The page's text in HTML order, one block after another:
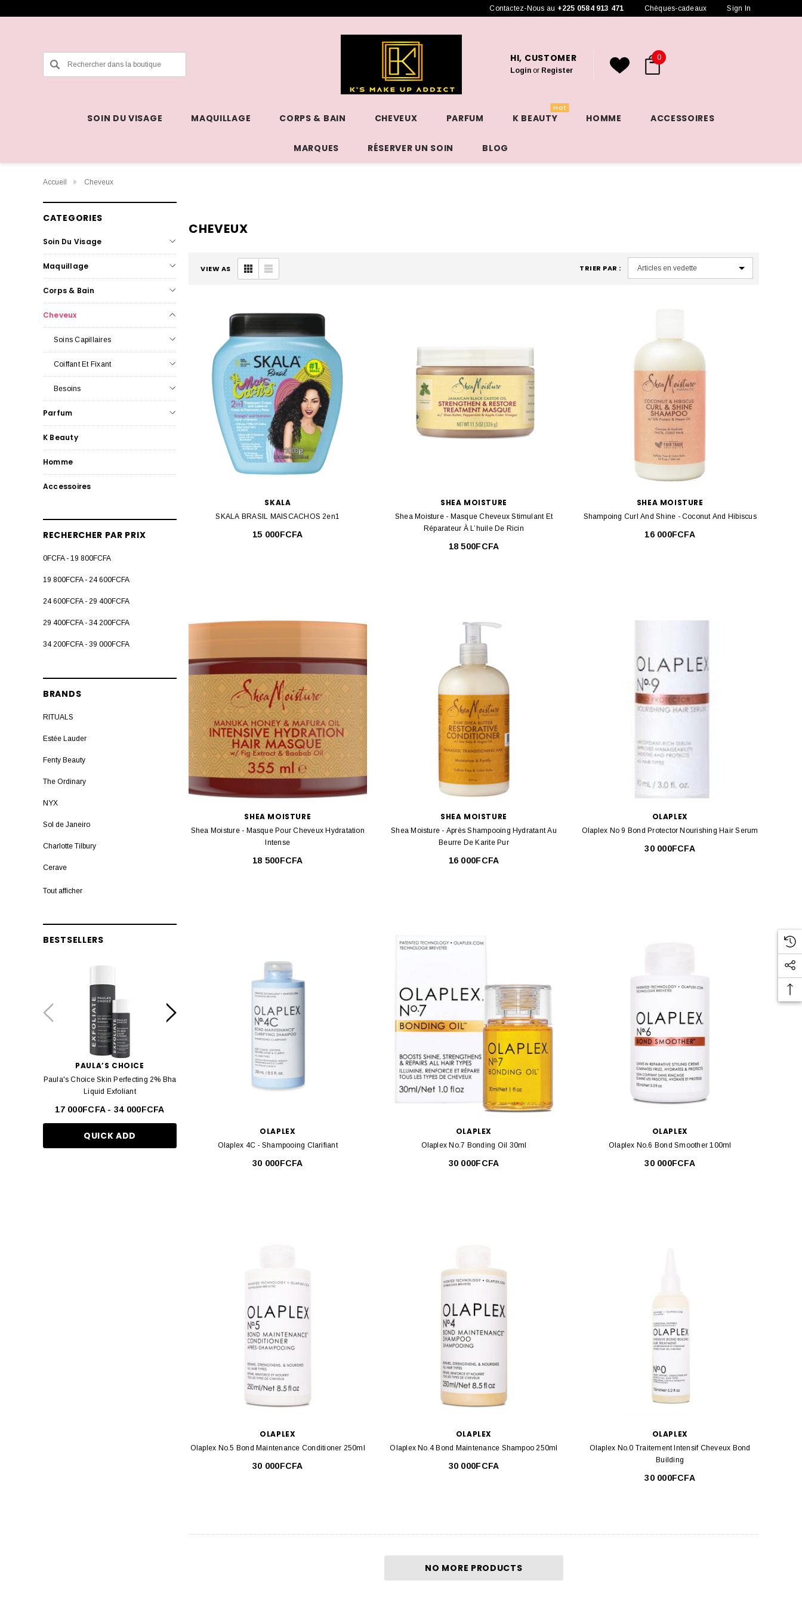
Contactez-Nous au +225 0584 913 471 Chèques-cadeaux Sign In
Rechercher HI, CUSTOMER
Login or Register
0
SOIN DU VISAGE MAQUILLAGE CORPS & BAIN CHEVEUX PARFUM K BEAUTY
Hot
HOMME ACCESSOIRES
MARQUES RÉSERVER UN SOIN BLOG
Accueil Cheveux
CATEGORIES
Soin Du Visage
Maquillage
Corps & Bain
Cheveux
Soins Capillaires
Coiffant Et Fixant
Besoins
Parfum
K Beauty
Homme
Accessoires
RECHERCHER PAR PRIX
0FCFA - 19 800FCFA
19 800FCFA - 24 600FCFA
24 600FCFA - 29 400FCFA
29 400FCFA - 34 200FCFA
34 200FCFA - 39 000FCFA
BRANDS
RITUALS
Estée Lauder
Fenty Beauty
The Ordinary
NYX
Sol de Janeiro
Charlotte Tilbury
Cerave
L'Oreal Paris
Dove
Paula's Choice
The Inkey List
KAYALI
Byoma
Tout afficher
BESTSELLERS
PAULA’S CHOICE
Paula's Choice Skin Perfecting 2% Bha
Liquid Exfoliant
17 000FCFA - 34 000FCFA
QUICK ADD
ESTÉE LAUDER
Estée Lauder Double Wear Fond De
Teint Longue Tenue - Ancien
QUICK ADD
SKIN DOCTORS
Skin Doctors Ingrow Go Ingrown Hair
Treatment 120ml
CHEVEUX
VIEW AS TRIER PAR :
SKALA
SKALA BRASIL MAISCACHOS 2en1
15 000FCFA
SHEA MOISTURE
Shea Moisture - Masque Cheveux Stimulant Et
Réparateur À L’huile De Ricin
18 500FCFA
SHEA MOISTURE
Shampoing Curl And Shine - Coconut And Hibiscus
16 000FCFA
SHEA MOISTURE
Shea Moisture - Masque Pour Cheveux Hydratation
Intense
18 500FCFA
SHEA MOISTURE
Shea Moisture - Après Shampooing Hydratant Au
Beurre De Karite Pur
16 000FCFA
OLAPLEX
Olaplex No 9 Bond Protector Nourishing Hair Serum
30 000FCFA
OLAPLEX
Olaplex 4C - Shampooing Clarifiant
30 000FCFA
OLAPLEX
Olaplex No.7 Bonding Oil 30ml
30 000FCFA
OLAPLEX
Olaplex No.6 Bond Smoother 100ml
30 000FCFA
OLAPLEX
Olaplex No.5 Bond Maintenance Conditioner 250ml
30 000FCFA
OLAPLEX
Olaplex No.4 Bond Maintenance Shampoo 250ml
30 000FCFA
OLAPLEX
Olaplex No.0 Traitement Intensif Cheveux Bond
Building
30 000FCFA
NO MORE PRODUCTS